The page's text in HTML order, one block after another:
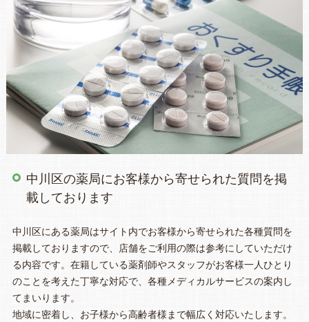
中川区の薬局にお客様から寄せられた質問を掲
載しております
中川区にある薬局はサイト内でお客様から寄せられた各種質問を
掲載しておりますので、店舗をご利用の際は参考にしていただけ
る内容です。在籍している薬剤師やスタッフがお客様一人ひとり
のことを考えた丁寧な対応で、各種メディカルサービスの案内し
てまいります。
地域に密着し、お子様から高齢者様まで幅広く対応いたします。